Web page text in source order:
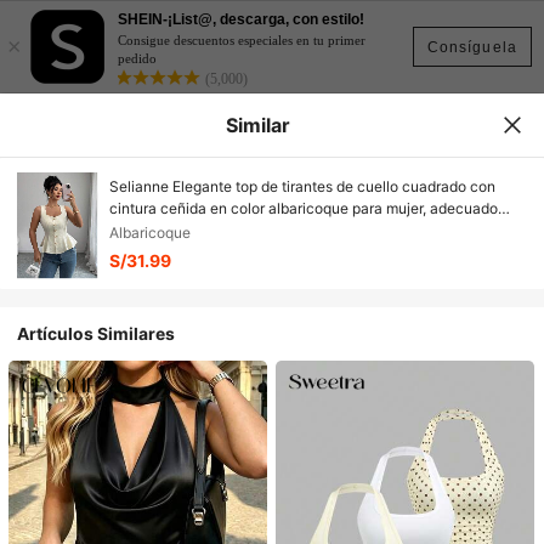
Consíguela
×
SHEIN-¡List@, descarga, con estilo!
Consigue descuentos especiales en tu primer
pedido
(5,000)
Similar
Selianne Elegante top de tirantes de cuello cuadrado con
cintura ceñida en color albaricoque para mujer, adecuado
para citas de San Valentín, fiestas, uso diario, reuniones
familiares, casual, playa, versátil
Albaricoque
S/31.99
Artículos Similares